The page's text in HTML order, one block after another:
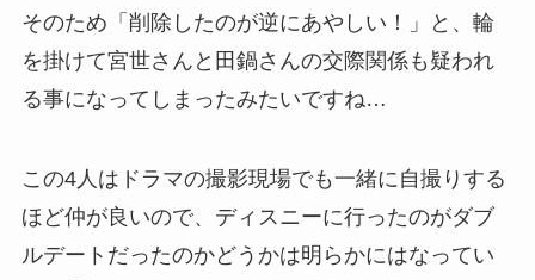
そのため「削除したのが逆にあやしい！」と、輪
を掛けて宮世さんと田鍋さんの交際関係も疑われ
る事になってしまったみたいですね…
この4人はドラマの撮影現場でも一緒に自撮りする
ほど仲が良いので、ディスニーに行ったのがダブ
ルデートだったのかどうかは明らかにはなってい